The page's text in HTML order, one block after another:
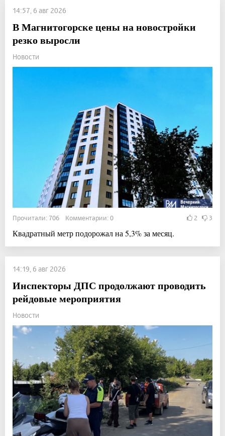
14:57, 6 авг 2026
В Магнитогорске цены на новостройки
резко выросли
Новости
Прочитали: 706 Комментарии: 0 2 3
Квадратный метр подорожал на 5,3% за месяц.
14:19, 6 авг 2026
Инспекторы ДПС продолжают проводить
рейдовые мероприятия
Новости